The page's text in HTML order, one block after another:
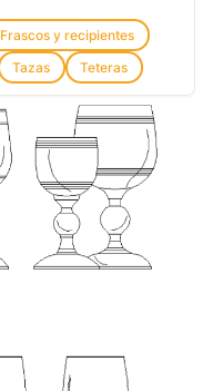
Frascos y recipientes
Tazas Teteras